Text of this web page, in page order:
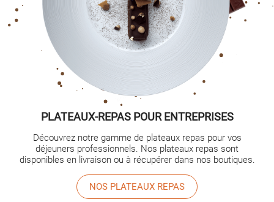
PLATEAUX-REPAS POUR ENTREPRISES
Découvrez notre gamme de plateaux repas pour vos
déjeuners professionnels. Nos plateaux repas sont
disponibles en livraison ou à récupérer dans nos boutiques.
NOS PLATEAUX REPAS